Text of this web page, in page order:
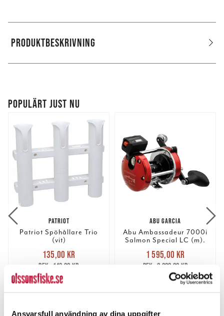
Ansvarsfull användning av dina uppgifter
PRODUKTBESKRIVNING
POPULÄRT JUST NU
PATRIOT
Patriot Spöhållare Trio
(vit)
Nuvarande pris
135,00 krTidigare pris
135,00 kr
143,00 kr
FLER ÄN 6 ST KVAR
ABU GARCIA
Abu Ambassadeur 7000i
Salmon Special LC (m).
Nuvarande pris
1 595,00 krTidigare pris
2 299,00 kr
1 595,00 kr
2 299,00 kr
4 ST